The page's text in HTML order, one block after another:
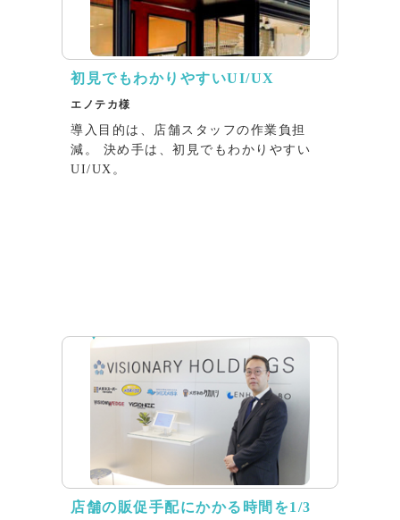
初見でもわかりやすいUI/UX
エノテカ様
導入目的は、店舗スタッフの作業負担
減。 決め手は、初見でもわかりやすい
UI/UX。
店舗の販促⼿配にかかる時間を1/3